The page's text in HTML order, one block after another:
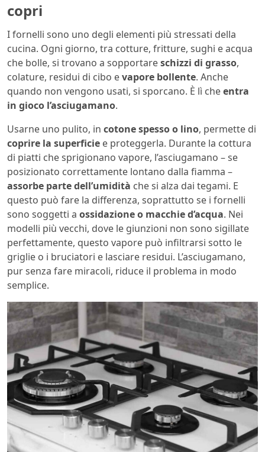
copri
I fornelli sono uno degli elementi più stressati della
cucina. Ogni giorno, tra cotture, fritture, sughi e acqua
che bolle, si trovano a sopportareschizzi di grasso,
colature, residui di cibo evapore bollente. Anche
quando non vengono usati, si sporcano. È lì cheentra
in gioco l’asciugamano.
Usarne uno pulito, in cotone spesso o lino, permette di
coprire la superficie e proteggerla. Durante la cottura
di piatti che sprigionano vapore, l’asciugamano – se
posizionato correttamente lontano dalla fiamma –
assorbe parte dell’umidità che si alza dai tegami. E
questo può fare la differenza, soprattutto se i fornelli
sono soggetti a ossidazione o macchie d’acqua. Nei
modelli più vecchi, dove le giunzioni non sono sigillate
perfettamente, questo vapore può infiltrarsi sotto le
griglie o i bruciatori e lasciare residui. L’asciugamano,
pur senza fare miracoli, riduce il problema in modo
semplice.